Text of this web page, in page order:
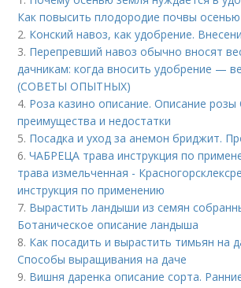
Как повысить плодородие почвы осенью
2. Конский навоз, как удобрение.
3. Перепревший навоз обычно вносят
дачникам: когда вносить удобрение —
(СОВЕТЫ ОПЫТНЫХ)
4. Роза казино описание. Описание розы
преимущества и недостатки
5. Посадка и уход за анемон бриджит.
6.ЧАБРЕЦА трава инструкция по
трава измельченная -
инструкция по применению
7. Вырастить ландыши из семян
Ботаническое описание ландыша
8. Как посадить и вырастить тимьян на
Способы выращивания на даче
9. Вишня даренка описание сорта.